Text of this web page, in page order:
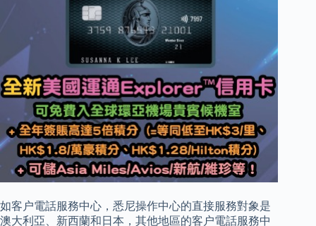
如客户電話服務中心，悉尼操作中心的直接服務對象是
澳大利亞、新西蘭和日本，其他地區的客户電話服務中